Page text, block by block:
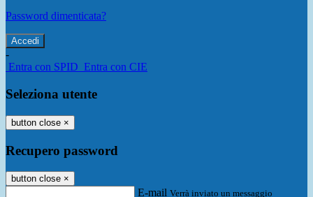
Password dimenticata?
-
Entra con SPID Entra con CIE
Seleziona utente
button close ×
Recupero password
button close ×
E-mail Verrà inviato un messaggio